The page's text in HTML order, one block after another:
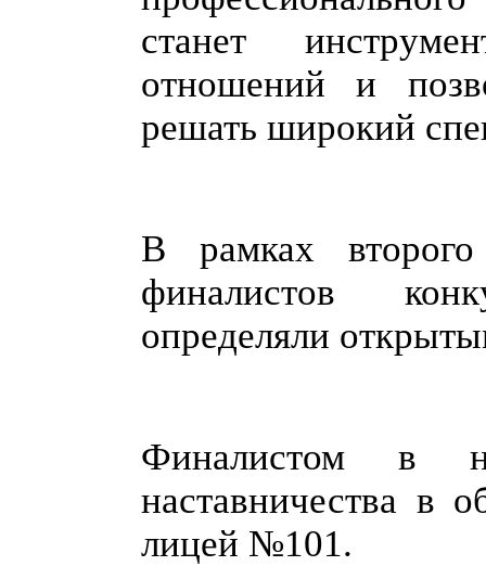
станет
отношений и
решать широкий
В рамках
финалистов
определяли
Финалистом в
наставничества в
лицей №101.